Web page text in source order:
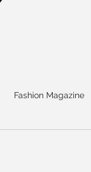
Fashion Magazine